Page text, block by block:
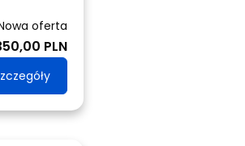
oferta
PLN